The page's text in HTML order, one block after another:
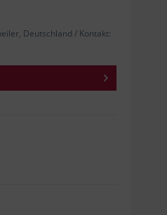
Deutschland / Kontakt: